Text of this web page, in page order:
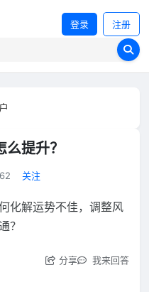
登录 注册
提升？
关注
化解运势不佳，调整风
？
分享 我来回答